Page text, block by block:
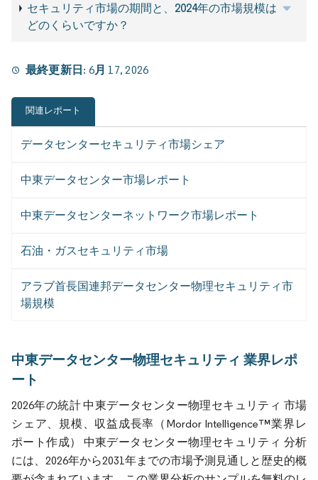
セキュリティ市場の期間と、2024年の市場規模は
どのくらいですか？
最終更新日: 6月 17, 2026
関連レポート
データセンターセキュリティ市場シェア
中東データセンター市場レポート
中東データセンターネットワーク市場レポート
石油・ガスセキュリティ市場
アラブ首長国連邦データセンター物理セキュリティ市
場規模
中東データセンター物理セキュリティ 業界レポ
ート
2026年の統計 中東データセンター物理セキュリティ 市場
シェア、規模、収益成長率（Mordor Intelligence™業界レ
ポート作成） 中東データセンター物理セキュリティ 分析
には、2026年から2031年までの市場予測見通しと歴史的概